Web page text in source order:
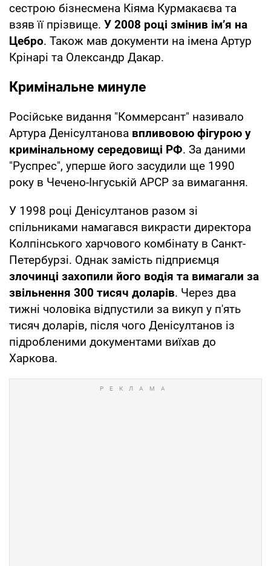
сестрою бізнесмена Кіяма Курмакаєва та
взяв її прізвище. У 2008 році змінив ім’я на
Цебро. Також мав документи на імена Артур
Крінарі та Олександр Дакар.
Кримінальне минуле
Російське видання "Коммерсант" називало
Артура Денісултанова впливовою фігурою у
кримінальному середовищі РФ. За даними
"Руспрес", уперше його засудили ще 1990
року в Чечено-Інгуській АРСР за вимагання.
У 1998 році Денісултанов разом зі
спільниками намагався викрасти директора
Колпінського харчового комбінату в Санкт-
Петербурзі. Однак замість підприємця
злочинці захопили його водія та вимагали за
звільнення 300 тисяч доларів. Через два
тижні чоловіка відпустили за викуп у п'ять
тисяч доларів, після чого Денісултанов із
підробленими документами виїхав до
Харкова.